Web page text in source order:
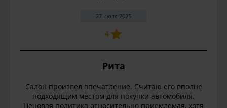
27 июля 2025
4
Рита
Салон произвел впечатление. Считаю его вполне
подходящим местом для покупки автомобиля.
Ценовая политика относительно приемлемая, хотя